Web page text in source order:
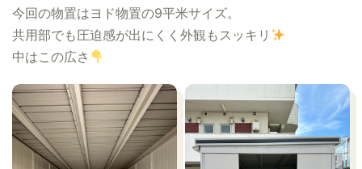
今回の物置はヨド物置の9平米サイズ。
共用部でも圧迫感が出にくく外観もスッキリ
中はこの広さ